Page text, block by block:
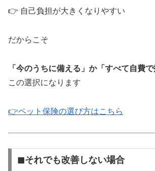
👉 自己負担が大きくなりやすい
だからこそ
「今のうちに備える」か「すべて自費で
この選択になります
👉ペット保険の選び方はこちら
◼︎それでも改善しない場合